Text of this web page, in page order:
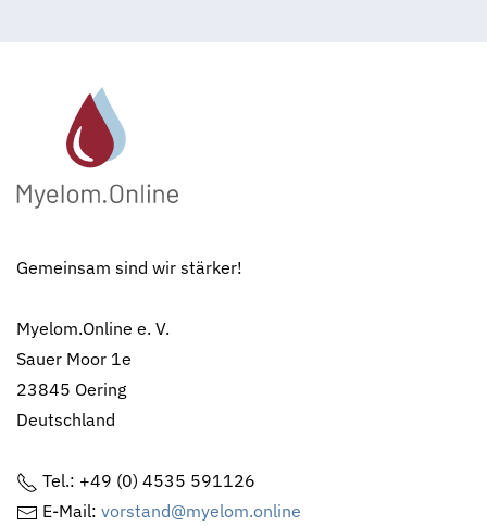
Gemeinsam sind wir stärker!
Myelom.Online e. V.
Sauer Moor 1e
23845 Oering
Deutschland
Tel.: +49 (0) 4535 591126
E-Mail: vorstand@myelom.online